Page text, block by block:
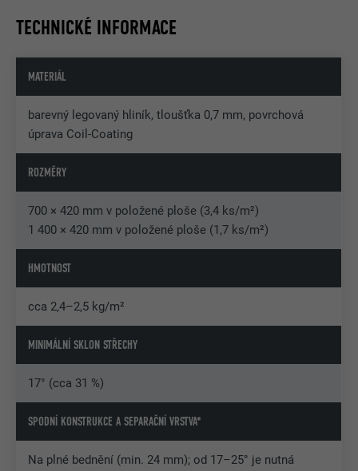
Nejznámější formou koroze je rez na povrchu
oceli.Hliníkové materiály jsou proti korozi velmi odolné!
TECHNICKÉ INFORMACE
MATERIÁL
barevný legovaný hliník, tloušťka 0,7 mm, povrchová
úprava Coil-Coating
ROZMĚRY
700 × 420 mm v položené ploše (3,4 ks/m²)
1 400 × 420 mm v položené ploše (1,7 ks/m²)
HMOTNOST
cca 2,4–2,5 kg/m²
MINIMÁLNÍ SKLON STŘECHY
17° (cca 31 %)
SPODNÍ KONSTRUKCE A SEPARAČNÍ VRSTVA*
Na plné bednění (min. 24 mm); od 17–25° je nutná